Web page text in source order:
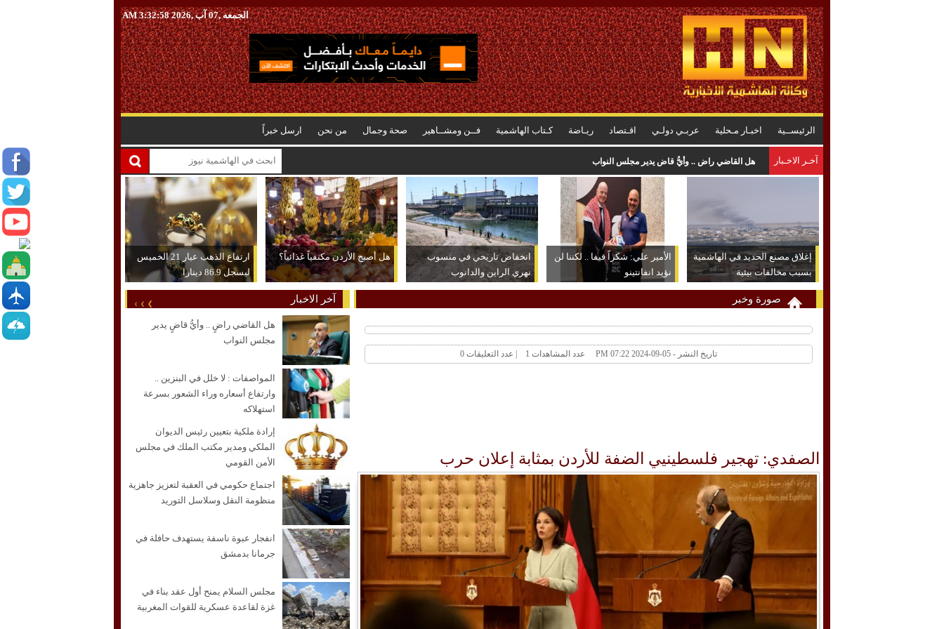
الجمعه ,07 آب ,2026 3:32:59 AM
الرئيســية اخبـار مـحلية عربـي دولـي اقـتصاد ريـاضة كـتاب الهاشمية فــن ومشــاهير صحة وجمال من نحن ارسل خبراً
آخـر الاخـبار المواصفات : لا خلل في البنزين .. وارتفاع أسعاره وراء الشعور بسرعة استهلاكه
إغلاق مصنع الحديد في الهاشمية
بسبب مخالفات بيئية
الأمير علي: شكراً فيفا .. لكننا لن
نؤيد انفانتينو
انخفاض تاريخي في منسوب
نهري الراين والدانوب
هل أصبح الأردن مكتفياً غذائياً؟
ارتفاع الذهب عيار 21 الخميس
ليسجل 86.9 دينارا
صورة وخبر
تاريخ النشر - 05-09-2024 07:22 PM عدد المشاهدات 1 | عدد التعليقات 0
الصفدي: تهجير فلسطينيي الضفة للأردن بمثابة إعلان حرب
آخر الاخبار
هل القاضي راضٍ .. وأيُّ قاضٍ يدير
مجلس النواب
المواصفات : لا خلل في البنزين ..
وارتفاع أسعاره وراء الشعور بسرعة
استهلاكه
إرادة ملكية بتعيين رئيس الديوان
الملكي ومدير مكتب الملك في مجلس
الأمن القومي
اجتماع حكومي في العقبة لتعزيز جاهزية
منظومة النقل وسلاسل التوريد
انفجار عبوة ناسفة يستهدف حافلة في
جرمانا بدمشق
مجلس السلام يمنح أول عقد بناء في
غزة لقاعدة عسكرية للقوات المغربية